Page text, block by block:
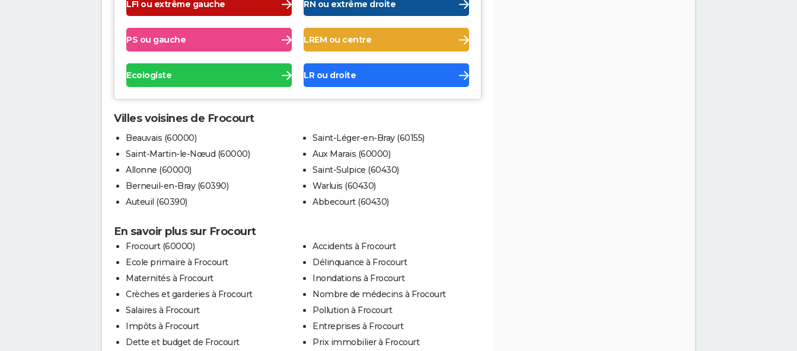
LFI ou extrême gauche RN ou extrême droite
PS ou gauche LREM ou centre
Ecologiste LR ou droite
Villes voisines de Frocourt
Beauvais (60000)
Saint-Martin-le-Nœud (60000)
Allonne (60000)
Berneuil-en-Bray (60390)
Auteuil (60390)
Saint-Léger-en-Bray (60155)
Aux Marais (60000)
Saint-Sulpice (60430)
Warluis (60430)
Abbecourt (60430)
En savoir plus sur Frocourt
Frocourt (60000)
Ecole primaire à Frocourt
Maternités à Frocourt
Crèches et garderies à Frocourt
Salaires à Frocourt
Impôts à Frocourt
Dette et budget de Frocourt
Accidents à Frocourt
Délinquance à Frocourt
Inondations à Frocourt
Nombre de médecins à Frocourt
Pollution à Frocourt
Entreprises à Frocourt
Prix immobilier à Frocourt